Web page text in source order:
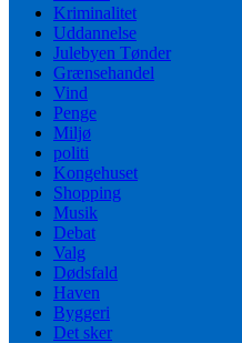
Kriminalitet
Uddannelse
Julebyen Tønder
Grænsehandel
Vind
Penge
Miljø
politi
Kongehuset
Shopping
Musik
Debat
Valg
Dødsfald
Haven
Byggeri
Det sker